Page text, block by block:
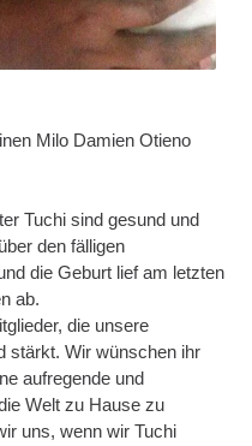
Milo Damien Otieno
Tuchi sind gesund und
den fälligen
die Geburt lief am letzten
ab.
die unsere
stärkt. Wir wünschen ihr
aufregende und
Welt zu Hause zu
uns, wenn wir Tuchi